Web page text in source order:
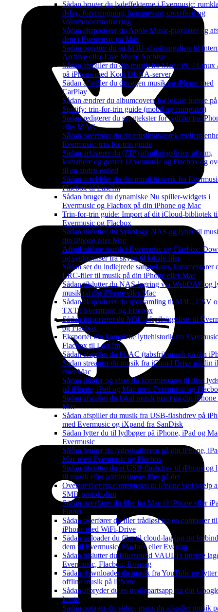
Sådan bruger du lydeffekterne i Evermusic:
delay, forvrængning, kompressor, crossfeed og
volumennormalisering
Sådan eksporterer du Apple Music-playlister og
dem i Evermusic på Mac
Sådan opretter du en M3U-afspilningsliste til
Archive eller Live Music Archive
Sådan afspiller du din musik fra Mac / PC /
på iPhone med Kodi DLNA-server
Sådan afspiller du din egen musik på iPhone med
CarPlay
Sådan ændrer du albumcovers for lokale numre på
Spotify: trin-for-trin guide (mobil og computer)
Sådan redigerer du sangtekster for lydfiler på
eller MAC
Sådan overfører du dit musikbibliotek mellem
Evermusic: trin-for-trin guide
Sådan arkiverer du (ZIP) afspilningslister, album,
kunstnere og genrer i Evermusic og Flacbox og
til en anden enhed
Sådan scrobbler du din musikhistorik fra
Flacbox til Last.fm
Sådan bruger du dynamiske Nu spiller-widgets i
Evermusic og Flacbox på din iPhone og Mac
Trin-for-trin guide: Import af dit iCloud-bibliotek
Evermusic og Flacbox
Sådan tilslutter du Synology NAS og lytter til
din iPhone eller Mac
Afspil offline musik i Evermusic og Flacbox:
og synkroniser fra skyen til lokale filer
Sådan ser du indlejrede sangtekster, kommentarer
LRC-filer til musik på din iPhone eller Mac
Sådan tilslutter du NAS-lagring via WebDAV og
musik på din iPhone eller Mac
Sådan eksporterer du sporsamling til M3U, CSV
TXT i Evermusic og Flacbox
Sådan importerer du M3U-afspilningsliste til
og Flacbox
Eksportér din komplette lyttehistorik fra
Flacbox til Last.fm
Sådan afspiller du FLAC (tabsfri) musik på din
Sådan streamer du musik fra iCloud Drive på din
eller Mac
Sådan tilføjer og viser du kommentarer til dine
på iPhone, iPad og Mac med Evermusic og
Sådan afspiller du lokal musik gemt på din iPhone
Mac
Sådan afspiller du musik fra USB-flashdrev på
med Evermusic og iXpand fra SanDisk
Sådan lytter du til lydbøger på iPhone, iPad og
Evermusic
Sådan bruger du lydequalizeren på din iPhone,
Mac med Evermusic og Flacbox
Sådan tilslutter du et USB-flashdrev til iPhone og
til musik eller administrerer filer på det
Overfør filer fra computeren til iPhone ved hjælp
SMB-protokollen
Sådan overfører du filer fra Mac til iPhone eller
Finder
Sådan overfører du filer trådløst fra en computer
iPhone med WiFi-Drive
Sådan uploader du filer til cloud-lagring og
dem til Evermusic, Flacbox eller Evertag
Sådan tilslutter du Bluesound VAULTs interne
Evermusic, Flacbox, Evertag
Sådan downloader du musik fra YouTube og
offline musik på iPhone
Sådan afbryder du en tredjepartsapp fra din
konto
Sådan optager du video, mens du afspiller musik